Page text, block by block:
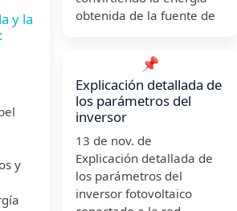
y la
y
obtenida de la fuente de
📌
Explicación detallada de
los parámetros del
inversor
13 de nov. de
Explicación detallada de
los parámetros del
inversor fotovoltaico